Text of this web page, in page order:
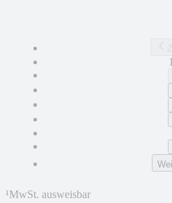
¹MwSt. ausweisbar